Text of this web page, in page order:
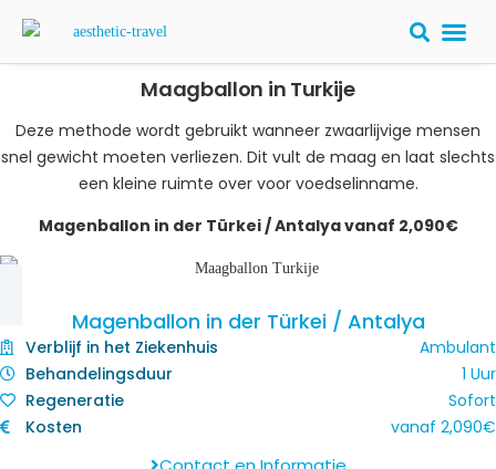
Maagballon in Turkije
Deze methode wordt gebruikt wanneer zwaarlijvige mensen
snel gewicht moeten verliezen. Dit vult de maag en laat slechts
een kleine ruimte over voor voedselinname.
Magenballon in der Türkei / Antalya vanaf 2,090€
Magenballon in der Türkei / Antalya
Verblijf in het Ziekenhuis
Ambulant
Behandelingsduur
1 Uur
Regeneratie
Sofort
Kosten
vanaf 2,090€